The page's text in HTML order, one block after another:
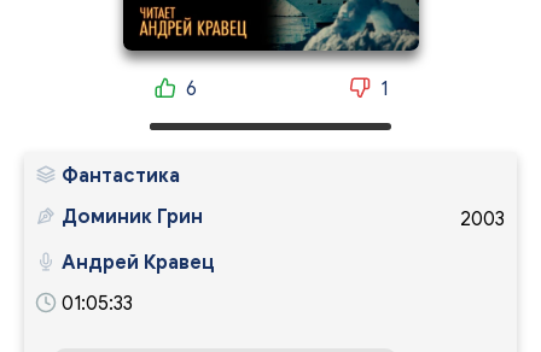
6 1
Фантастика
2003
Доминик Грин
Андрей Кравец
01:05:33